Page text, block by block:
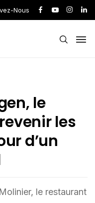
Nous
le
les
d’un
le restaurant